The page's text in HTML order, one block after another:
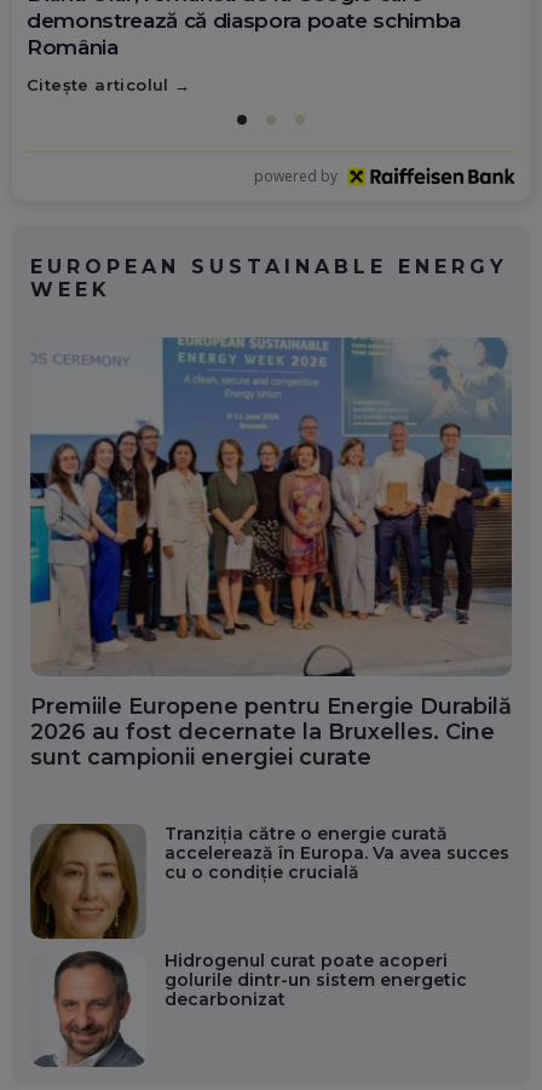
demonstrează că diaspora poate schimba
România
Citește articolul
powered by
EUROPEAN SUSTAINABLE ENERGY
WEEK
Premiile Europene pentru Energie Durabilă
2026 au fost decernate la Bruxelles. Cine
sunt campionii energiei curate
Tranziția către o energie curată
accelerează în Europa. Va avea succes
cu o condiție crucială
Hidrogenul curat poate acoperi
golurile dintr-un sistem energetic
decarbonizat